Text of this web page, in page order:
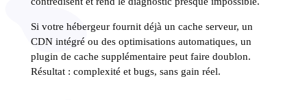
Si votre hébergeur fournit déjà un cache serveur, un
CDN intégré ou des optimisations automatiques, un
plugin de cache supplémentaire peut faire doublon.
Résultat : complexité et bugs, sans gain réel.